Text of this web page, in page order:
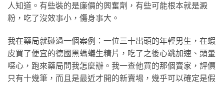
人知道。有些裝的是廉價的興奮劑，有些可能根本就是澱
粉，吃了沒效事小，傷身事大。
我在藥局就碰過一個案例：一位三十出頭的年輕男生，在蝦
皮買了便宜的德國黑螞蟻生精片，吃了之後心跳加速、頭暈
噁心，跑來藥局問我怎麼辦。我一查他買的那個賣家，評價
只有十幾筆，而且是最近才開的新賣場，幾乎可以確定是假